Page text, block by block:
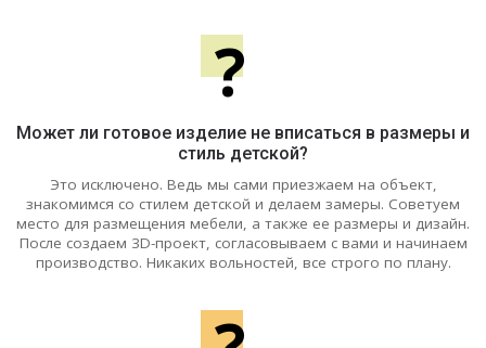
?
Может ли готовое изделие не вписаться в размеры и
стиль детской?
Это исключено. Ведь мы сами приезжаем на объект,
знакомимся со стилем детской и делаем замеры. Советуем
место для размещения мебели, а также ее размеры и дизайн.
После создаем 3D-проект, согласовываем с вами и начинаем
производство. Никаких вольностей, все строго по плану.